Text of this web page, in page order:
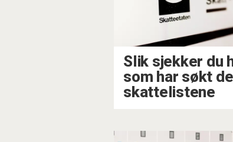
Slik sjekker du
som har søkt
skattelistene